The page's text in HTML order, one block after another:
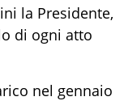
la Presidente,
di ogni atto
nel gennaio